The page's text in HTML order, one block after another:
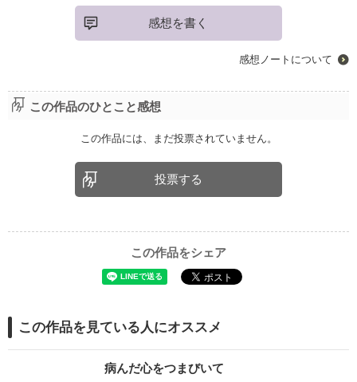
感想を書く
感想ノートについて
この作品のひとこと感想
この作品には、まだ投票されていません。
投票する
この作品をシェア
この作品を見ている人にオススメ
病んだ心をつまびいて